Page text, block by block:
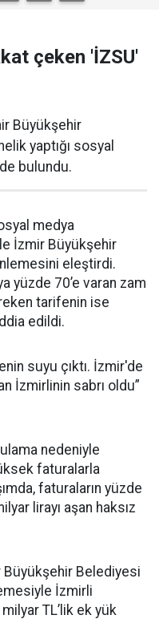
çeken 'İZSU'
Büyükşehir
yaptığı sosyal
bulundu.
medya
İzmir Büyükşehir
eleştirdi.
yüzde 70’e varan zam
tarifenin ise
edildi.
suyu çıktı. İzmir'de
İzmirlinin sabrı oldu”
nedeniyle
faturalarla
faturaların yüzde
lirayı aşan haksız
Büyükşehir Belediyesi
İzmirli
milyar TL’lik ek yük